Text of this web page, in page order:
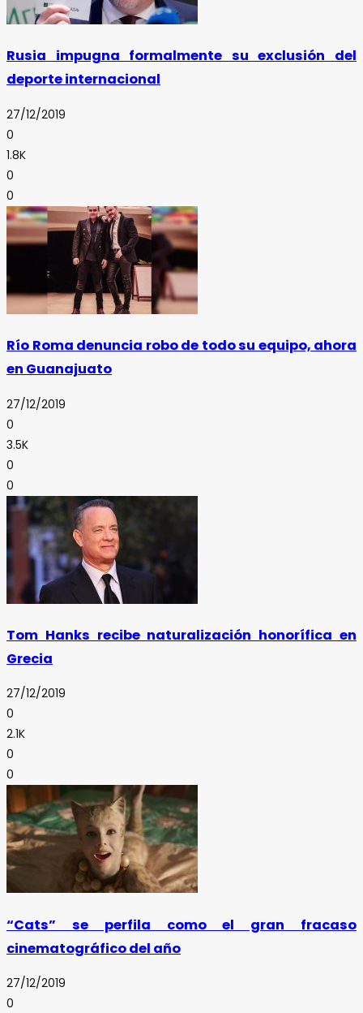
Rusia impugna formalmente su exclusión del
deporte internacional
27/12/2019
0
1.8K
0
0
Río Roma denuncia robo de todo su equipo, ahora
en Guanajuato
27/12/2019
0
3.5K
0
0
Tom Hanks recibe naturalización honorífica en
Grecia
27/12/2019
0
2.1K
0
0
“Cats” se perfila como el gran fracaso
cinematográfico del año
27/12/2019
0